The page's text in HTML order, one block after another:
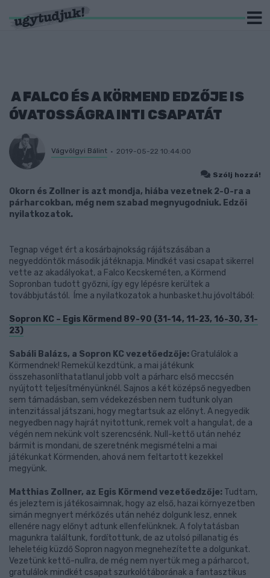
A FALCO ÉS A KÖRMEND EDZŐJE IS
ÓVATOSSÁGRA INTI CSAPATÁT
Vágvölgyi Bálint 2019-05-22 10:44:00
Szólj hozzá!
Okorn és Zollner is azt mondja, hiába vezetnek 2-0-ra a
párharcokban, még nem szabad megnyugodniuk. Edzői
nyilatkozatok.
Tegnap véget ért a kosárbajnokság rájátszásában a
negyeddöntők második játéknapja. Mindkét vasi csapat sikerrel
vette az akadályokat, a Falco Kecskeméten, a Körmend
Sopronban tudott győzni, így egy lépésre kerültek a
továbbjutástól. Íme a nyilatkozatok a hunbasket.hu jóvoltából:
Sopron KC – Egis Körmend 89-90 (31-14, 11-23, 16-30, 31-
23)
Sabáli Balázs, a Sopron KC vezetőedzője: Gratulálok a
Körmendnek! Remekül kezdtünk, a mai játékunk
összehasonlíthatatlanul jobb volt a párharc első meccsén
nyújtott teljesítményünknél. Sajnos a két középső negyedben
sem támadásban, sem védekezésben nem tudtunk olyan
intenzitással játszani, hogy megtartsuk az előnyt. A negyedik
negyedben nagy hajrát nyitottunk, remek volt a hangulat, de a
végén nem nekünk volt szerencsénk. Null-kettő után nehéz
bármit is mondani, de szeretnénk megismételni a mai
játékunkat Körmenden, ahová nem feltartott kezekkel
megyünk.
Matthias Zollner, az Egis Körmend vezetőedzője: Tudtam,
és jeleztem is játékosaimnak, hogy az első, hazai környezetben
simán megnyert mérkőzés után nehéz dolgunk lesz, ennek
ellenére nagy előnyt adtunk ellenfelünknek. A folytatásban
magunkra találtunk, fordítottunk, de az utolsó pillanatig és
leheletéig küzdő Sopron nagyon megnehezítette a dolgunkat.
Vezetünk kettő-nullra, de még nem nyertük meg a párharcot,
gratulálok mindkét csapat szurkolótáborának a fantasztikus